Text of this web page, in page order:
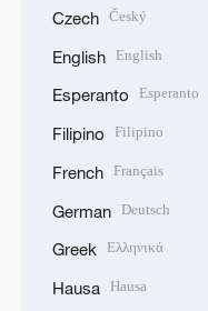
Czech Český
English English
Esperanto Esperanto
Filipino Filipino
French Français
German Deutsch
Greek Ελληνικά
Hausa Hausa